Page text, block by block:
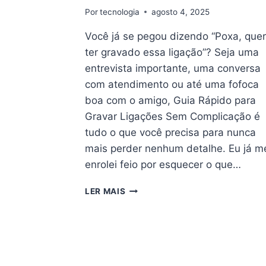
Por tecnologia agosto 4, 2025
Você já se pegou dizendo “Poxa,
ter gravado essa ligação”? Seja uma
entrevista importante, uma conversa
com atendimento ou até uma fofoca
boa com o amigo, Guia Rápido para
Gravar Ligações Sem Complicação é
tudo o que você precisa para nunca
mais perder nenhum detalhe. Eu já
enrolei feio por esquecer o que…
LER MAIS GUIA